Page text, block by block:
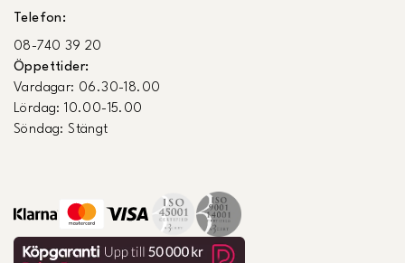
Telefon:
08-740 39 20
Öppettider:
Vardagar: 06.30-18.00
Lördag: 10.00-15.00
Söndag: Stängt